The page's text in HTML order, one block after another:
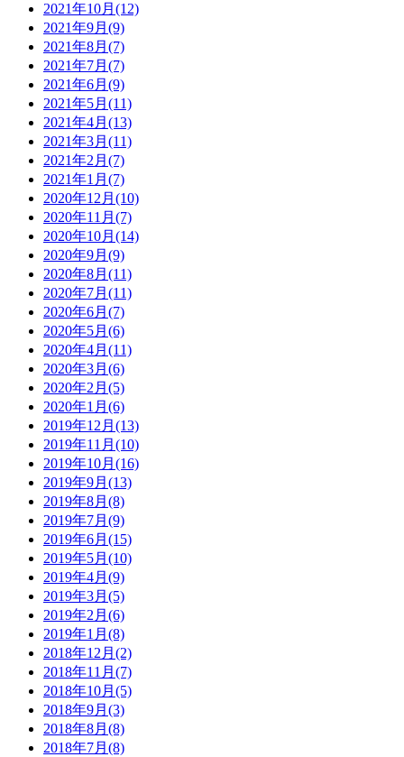
2021年10月(12)
2021年9月(9)
2021年8月(7)
2021年7月(7)
2021年6月(9)
2021年5月(11)
2021年4月(13)
2021年3月(11)
2021年2月(7)
2021年1月(7)
2020年12月(10)
2020年11月(7)
2020年10月(14)
2020年9月(9)
2020年8月(11)
2020年7月(11)
2020年6月(7)
2020年5月(6)
2020年4月(11)
2020年3月(6)
2020年2月(5)
2020年1月(6)
2019年12月(13)
2019年11月(10)
2019年10月(16)
2019年9月(13)
2019年8月(8)
2019年7月(9)
2019年6月(15)
2019年5月(10)
2019年4月(9)
2019年3月(5)
2019年2月(6)
2019年1月(8)
2018年12月(2)
2018年11月(7)
2018年10月(5)
2018年9月(3)
2018年8月(8)
2018年7月(8)